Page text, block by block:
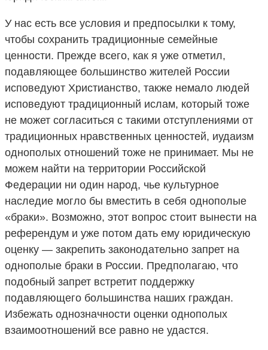
У нас есть все условия и предпосылки к тому,
чтобы сохранить традиционные семейные
ценности. Прежде всего, как я уже отметил,
подавляющее большинство жителей России
исповедуют Христианство, также немало людей
исповедуют традиционный ислам, который тоже
не может согласиться с такими отступлениями от
традиционных нравственных ценностей, иудаизм
однополых отношений тоже не принимает. Мы не
можем найти на территории Российской
Федерации ни один народ, чье культурное
наследие могло бы вместить в себя однополые
«браки». Возможно, этот вопрос стоит вынести на
референдум и уже потом дать ему юридическую
оценку — закрепить законодательно запрет на
однополые браки в России. Предполагаю, что
подобный запрет встретит поддержку
подавляющего большинства наших граждан.
Избежать однозначности оценки однополых
взаимоотношений все равно не удастся.